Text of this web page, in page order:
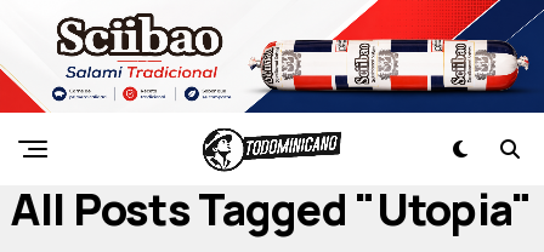
All Posts Tagged "utopia"